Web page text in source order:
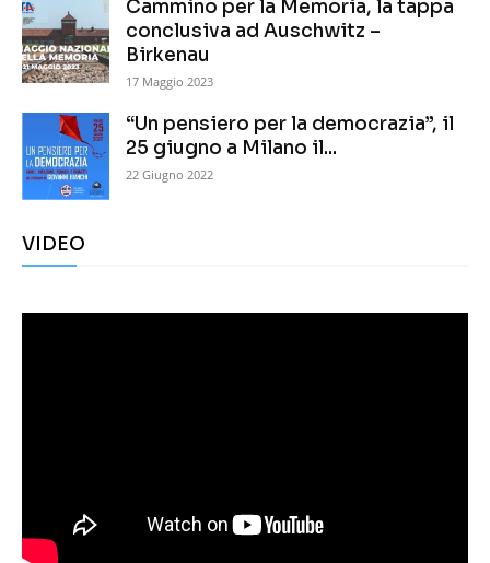
Cammino per la Memoria, la tappa
conclusiva ad Auschwitz –
Birkenau
17 Maggio 2023
“Un pensiero per la democrazia”, il
25 giugno a Milano il...
22 Giugno 2022
VIDEO